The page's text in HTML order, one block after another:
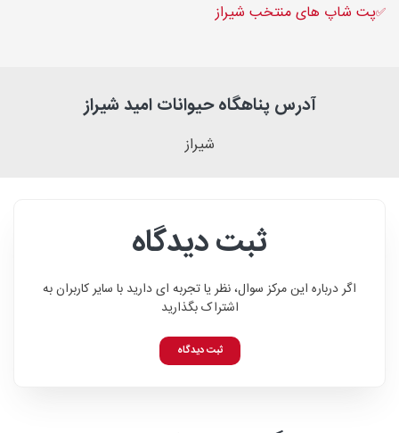
✅پت شاپ های منتخب شیراز
آدرس پناهگاه حیوانات امید شیراز
شیراز
ثبت دیدگاه
اگر درباره این مرکز سوال، نظر یا تجربه ای دارید با سایر کاربران به
اشتراک بگذارید
ثبت دیدگاه